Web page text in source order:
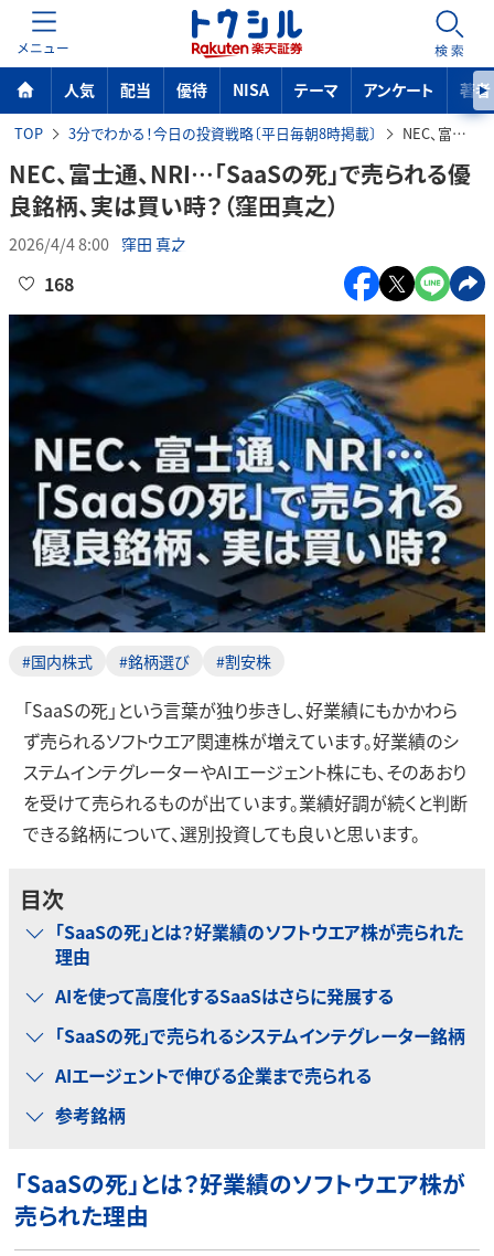
MENU 検索
人気 配当 優待 NISA テーマ アンケート 著者
TOP 3分でわかる！今日の投資戦略〔平日毎朝8時掲載〕 NEC、富士通、NRI…「SaaSの死」で売られる優良銘柄、実は買い時？（窪田真之）
NEC、富士通、NRI…「SaaSの死」で売られる優
良銘柄、実は買い時？（窪田真之）
2026/4/4 8:00 窪田 真之
168
#国内株式 #銘柄選び #割安株
「SaaSの死」という言葉が独り歩きし、好業績にもかかわら
ず売られるソフトウエア関連株が増えています。好業績のシ
ステムインテグレーターやAIエージェント株にも、そのあおり
を受けて売られるものが出ています。業績好調が続くと判断
できる銘柄について、選別投資しても良いと思います。
目次
「SaaSの死」とは？好業績のソフトウエア株が売られた
理由
AIを使って高度化するSaaSはさらに発展する
「SaaSの死」で売られるシステムインテグレーター銘柄
AIエージェントで伸びる企業まで売られる
参考銘柄
「SaaSの死」とは？好業績のソフトウエア株が
売られた理由